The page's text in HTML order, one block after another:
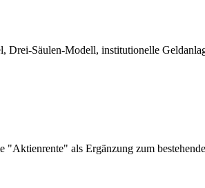
Drei-Säulen-Modell, institutionelle
als Ergänzung zum